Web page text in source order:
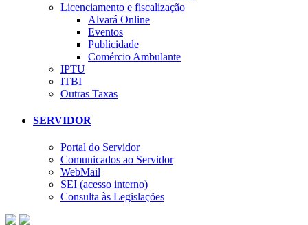
Licenciamento e fiscalização
Alvará Online
Eventos
Publicidade
Comércio Ambulante
IPTU
ITBI
Outras Taxas
SERVIDOR
Portal do Servidor
Comunicados ao Servidor
WebMail
SEI (acesso interno)
Consulta às Legislações